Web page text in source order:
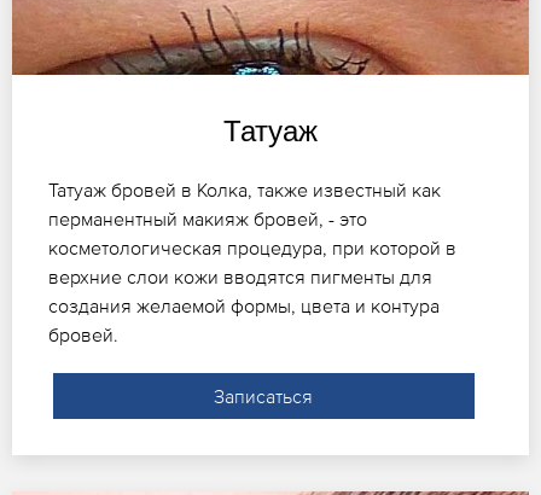
Татуаж
Татуаж бровей в Колка, также известный как
перманентный макияж бровей, - это
косметологическая процедура, при которой в
верхние слои кожи вводятся пигменты для
создания желаемой формы, цвета и контура
бровей.
Записаться